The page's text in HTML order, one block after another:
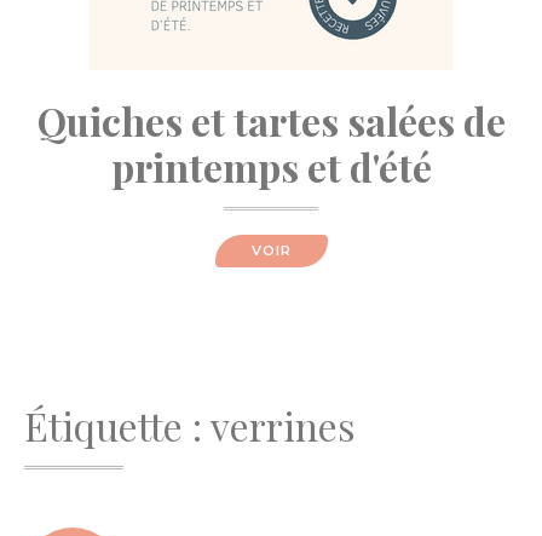
Quiches et tartes salées de
printemps et d'été
VOIR
Étiquette : verrines